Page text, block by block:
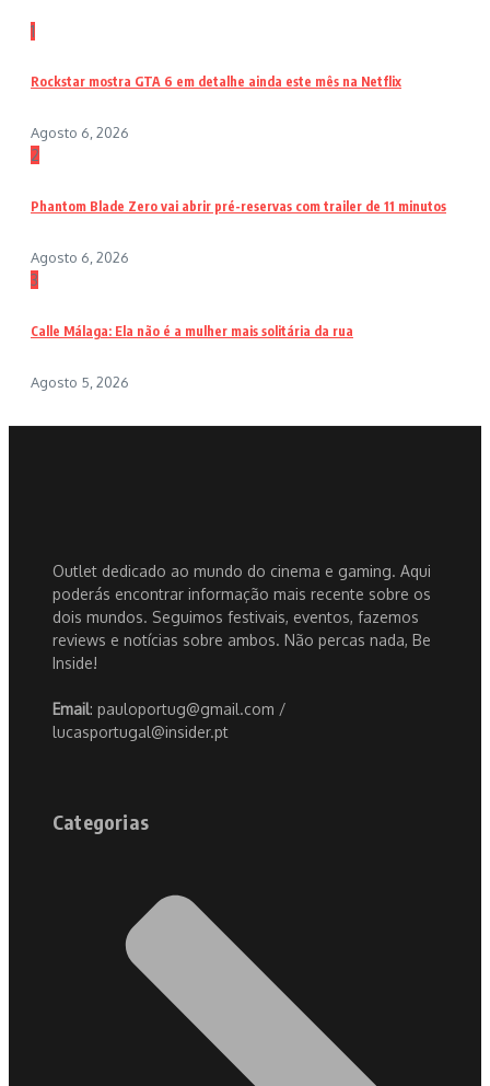
1
Rockstar mostra GTA 6 em detalhe ainda este mês na Netflix
Agosto 6, 2026
2
Phantom Blade Zero vai abrir pré-reservas com trailer de 11 minutos
Agosto 6, 2026
3
Calle Málaga: Ela não é a mulher mais solitária da rua
Agosto 5, 2026
Outlet dedicado ao mundo do cinema e gaming. Aqui
poderás encontrar informação mais recente sobre os
dois mundos. Seguimos festivais, eventos, fazemos
reviews e notícias sobre ambos. Não percas nada, Be
Inside!
Email: pauloportug@gmail.com /
lucasportugal@insider.pt
Categorias